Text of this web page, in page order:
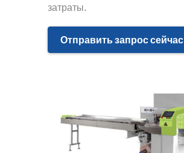
затраты.
Отправить запрос сейчас